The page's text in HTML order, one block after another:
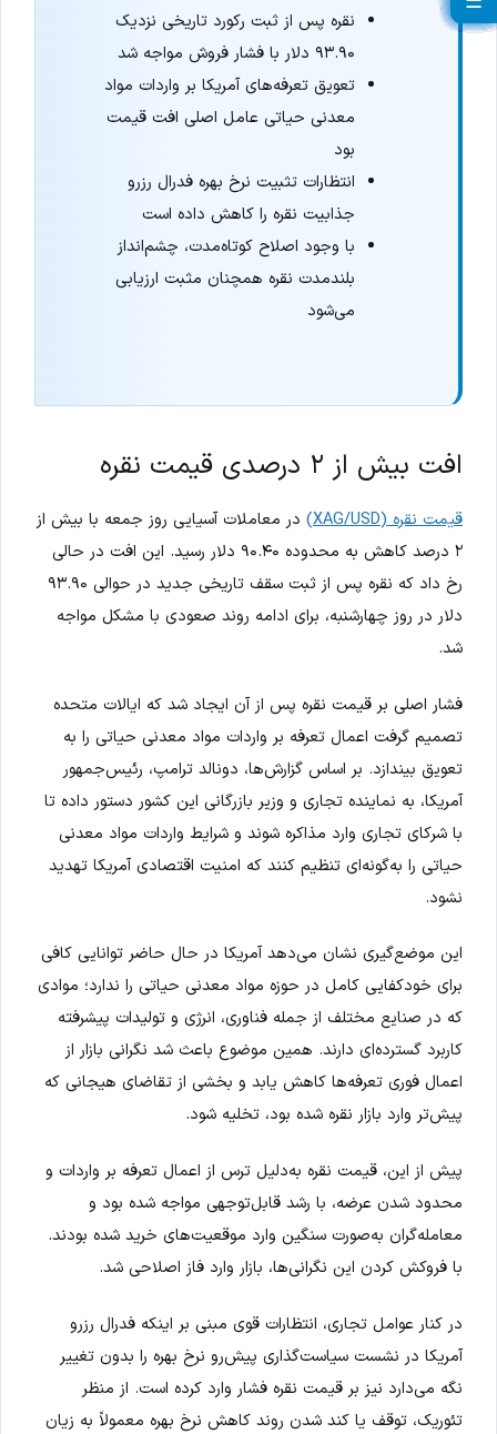
نقره پس از ثبت رکورد تاریخی نزدیک
۹۳.۹۰ دلار با فشار فروش مواجه شد
تعویق تعرفه‌های آمریکا بر واردات مواد
معدنی حیاتی عامل اصلی افت قیمت
بود
انتظارات تثبیت نرخ بهره فدرال رزرو
جذابیت نقره را کاهش داده است
با وجود اصلاح کوتاه‌مدت، چشم‌انداز
بلندمدت نقره همچنان مثبت ارزیابی
می‌شود
افت بیش از ۲ درصدی قیمت نقره
قیمت نقره (XAG/USD)
در معاملات آسیایی روز جمعه با بیش از
۲ درصد کاهش به محدوده ۹۰.۴۰ دلار رسید. این افت در حالی
رخ داد که نقره پس از ثبت سقف تاریخی جدید در حوالی ۹۳.۹۰
دلار در روز چهارشنبه، برای ادامه روند صعودی با مشکل مواجه
شد.
فشار اصلی بر قیمت نقره پس از آن ایجاد شد که ایالات متحده
تصمیم گرفت اعمال تعرفه بر واردات مواد معدنی حیاتی را به
تعویق بیندازد. بر اساس گزارش‌ها، دونالد ترامپ، رئیس‌جمهور
آمریکا، به نماینده تجاری و وزیر بازرگانی این کشور دستور داده تا
با شرکای تجاری وارد مذاکره شوند و شرایط واردات مواد معدنی
حیاتی را به‌گونه‌ای تنظیم کنند که امنیت اقتصادی آمریکا تهدید
نشود.
این موضع‌گیری نشان می‌دهد آمریکا در حال حاضر توانایی کافی
برای خودکفایی کامل در حوزه مواد معدنی حیاتی را ندارد؛ موادی
که در صنایع مختلف از جمله فناوری، انرژی و تولیدات پیشرفته
کاربرد گسترده‌ای دارند. همین موضوع باعث شد نگرانی بازار از
اعمال فوری تعرفه‌ها کاهش یابد و بخشی از تقاضای هیجانی که
پیش‌تر وارد بازار نقره شده بود، تخلیه شود.
پیش از این، قیمت نقره به‌دلیل ترس از اعمال تعرفه بر واردات و
محدود شدن عرضه، با رشد قابل‌توجهی مواجه شده بود و
معامله‌گران به‌صورت سنگین وارد موقعیت‌های خرید شده بودند.
با فروکش کردن این نگرانی‌ها، بازار وارد فاز اصلاحی شد.
در کنار عوامل تجاری، انتظارات قوی مبنی بر اینکه فدرال رزرو
آمریکا در نشست سیاست‌گذاری پیش‌رو نرخ بهره را بدون تغییر
نگه می‌دارد نیز بر قیمت نقره فشار وارد کرده است. از منظر
تئوریک، توقف یا کند شدن روند کاهش نرخ بهره معمولاً به زیان